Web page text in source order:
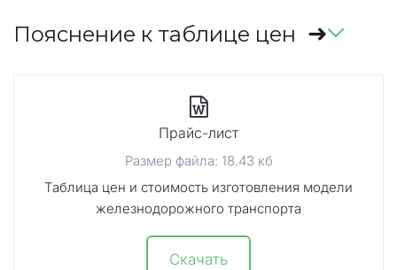
Пояснение к таблице цен ➜
Прайс-лист
Размер файла: 18.43 кб
Таблица цен и стоимость изготовления модели
железнодорожного транспорта
Скачать